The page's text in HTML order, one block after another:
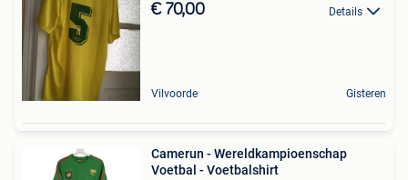
€ 70,00 Details
Vilvoorde Gisteren
Camerun - Wereldkampioenschap
Voetbal - Voetbalshirt